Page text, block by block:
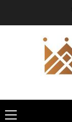
Primary